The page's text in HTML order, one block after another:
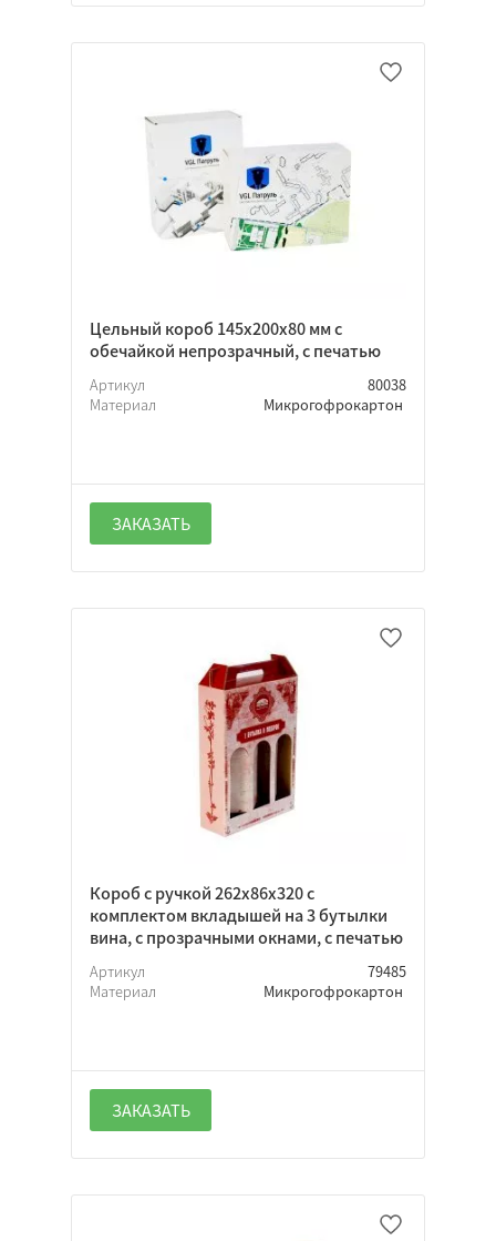
Цельный короб 145х200х80 мм с
обечайкой непрозрачный, с печатью
Артикул
80038
Материал
Микрогофрокартон
ЗАКАЗАТЬ
Короб с ручкой 262х86х320 с
комплектом вкладышей на 3 бутылки
вина, с прозрачными окнами, с печатью
Артикул
79485
Материал
Микрогофрокартон
ЗАКАЗАТЬ